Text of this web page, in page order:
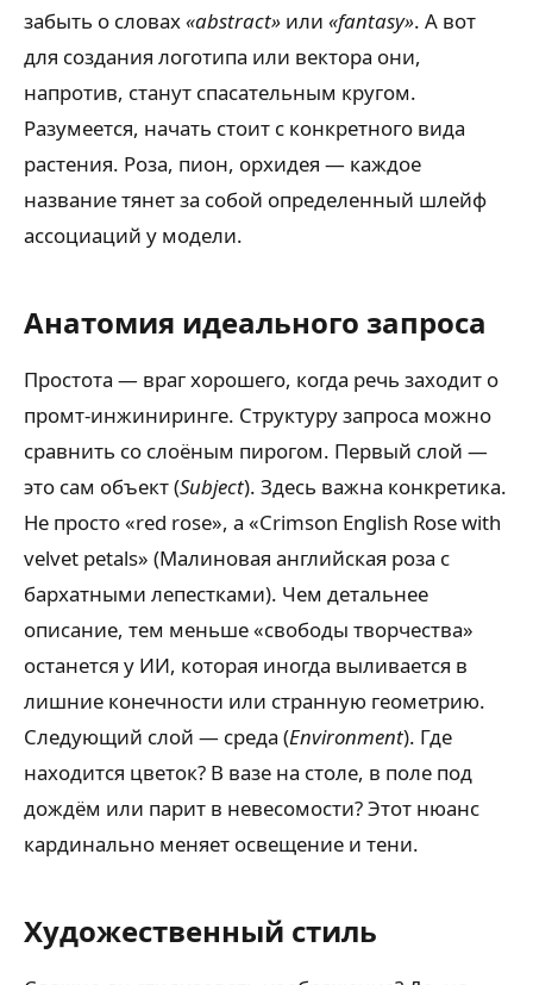
забыть о словах«abstract» или «fantasy». А вот
для создания логотипа или вектора они,
напротив, станут спасательным кругом.
Разумеется, начать стоит с конкретного вида
растения. Роза, пион, орхидея — каждое
название тянет за собой определенный шлейф
ассоциаций у модели.
Анатомия идеального запроса
Простота — враг хорошего, когда речь заходит о
промт-инжиниринге. Структуру запроса можно
сравнить со слоёным пирогом. Первый слой —
это сам объект (Subject). Здесь важна конкретика.
Не просто «red rose», а «Crimson English Rose with
velvet petals» (Малиновая английская роза с
бархатными лепестками). Чем детальнее
описание, тем меньше «свободы творчества»
останется у ИИ, которая иногда выливается в
лишние конечности или странную геометрию.
Следующий слой — среда (Environment). Где
находится цветок? В вазе на столе, в поле под
дождём или парит в невесомости? Этот нюанс
кардинально меняет освещение и тени.
Художественный стиль